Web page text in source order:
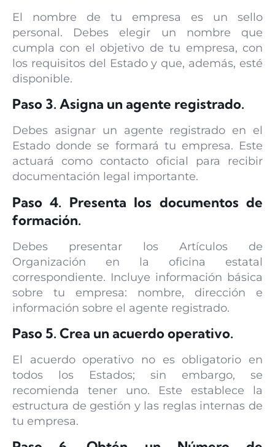
El nombre de tu empresa es un sello
personal. Debes elegir un nombre que
cumpla con el objetivo de tu empresa, con
los requisitos del Estado y que, además, esté
disponible.
Paso 3. Asigna un agente registrado.
Debes asignar un agente registrado en el
Estado donde se formará tu empresa. Este
actuará como contacto oficial para recibir
documentación legal importante.
Paso 4. Presenta los documentos de
formación.
Debes presentar los Artículos de
Organización en la oficina estatal
correspondiente. Incluye información básica
sobre tu empresa: nombre, dirección e
información sobre el agente registrado.
Paso 5. Crea un acuerdo operativo.
El acuerdo operativo no es obligatorio en
todos los Estados; sin embargo, se
recomienda tener uno. Este establece la
estructura de gestión y las reglas internas de
tu empresa.